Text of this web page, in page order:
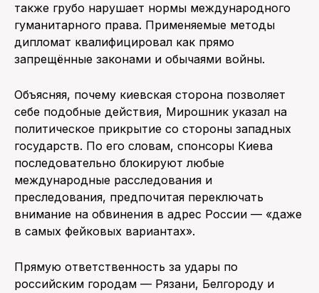
также грубо нарушает нормы международного
гуманитарного права. Применяемые методы
дипломат квалифицировал как прямо
запрещённые законами и обычаями войны.
Объясняя, почему киевская сторона позволяет
себе подобные действия, Мирошник указал на
политическое прикрытие со стороны западных
государств. По его словам, спонсоры Киева
последовательно блокируют любые
международные расследования и
преследования, предпочитая переключать
внимание на обвинения в адрес России — «даже
в самых фейковых вариантах».
Прямую ответственность за удары по
российским городам — Рязани, Белгороду и